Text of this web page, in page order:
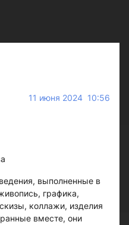
11 июня 2024 10:56
выполненные в
графика,
коллажи, изделия
вместе, они